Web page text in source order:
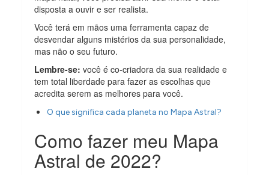
disposta a ouvir e ser realista.
Você terá em mãos uma ferramenta capaz de
desvendar alguns mistérios da sua personalidade,
mas não o seu futuro.
Lembre-se:você é co-criadora da sua realidade e
tem total liberdade para fazer as escolhas que
acredita serem as melhores para você.
O que significa cada planeta no Mapa Astral?
Como fazer meu Mapa
Astral de 2022?